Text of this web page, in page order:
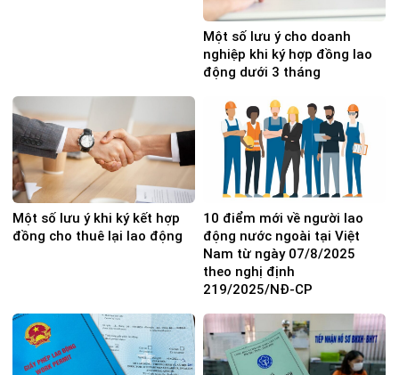
Một số lưu ý cho doanh
nghiệp khi ký hợp đồng lao
động dưới 3 tháng
Một số lưu ý khi ký kết hợp
đồng cho thuê lại lao động
10 điểm mới về người lao
động nước ngoài tại Việt
Nam từ ngày 07/8/2025
theo nghị định
219/2025/NĐ-CP